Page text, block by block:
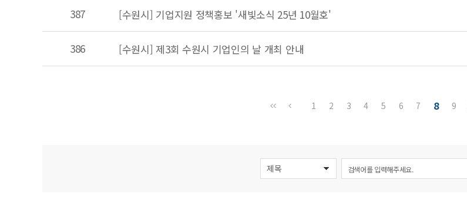
387 [수원시] 기업지원 정책홍보 '새빛소식 25년 10월호'
386 [수원시] 제3회 수원시 기업인의 날 개최 안내
1 2 3 4 5 6 7 8 9